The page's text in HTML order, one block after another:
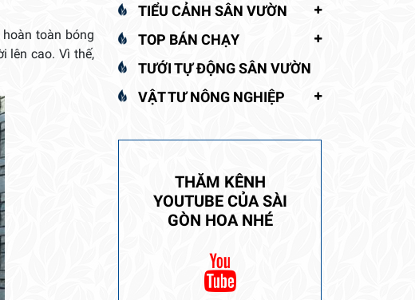
toàn bóng
lên cao. Vì thế,
TIỂU CẢNH SÂN VƯỜN
TOP BÁN CHẠY
TƯỚI TỰ ĐỘNG SÂN VƯỜN
VẬT TƯ NÔNG NGHIỆP
THĂM KÊNH
YOUTUBE CỦA SÀI
GÒN HOA NHÉ